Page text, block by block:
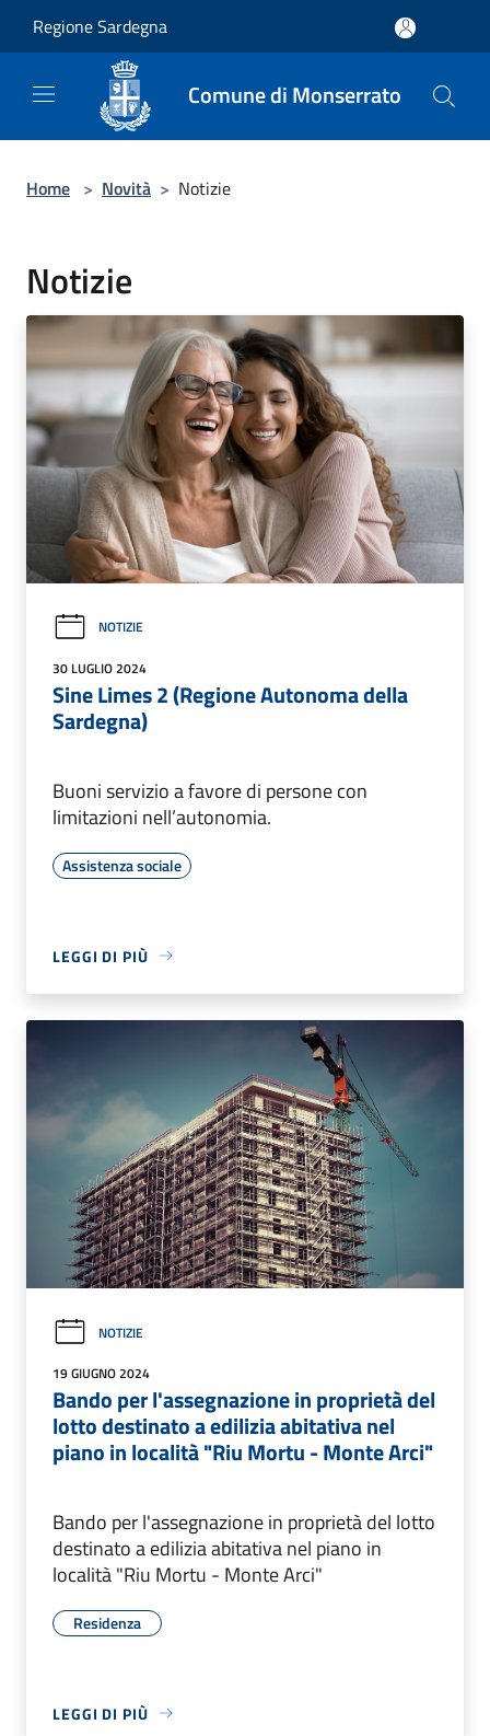
Regione Sardegna
Comune di Monserrato
Home > Novità > Notizie
Notizie
NOTIZIE
30 LUGLIO 2024
Sine Limes 2 (Regione Autonoma della
Sardegna)
Buoni servizio a favore di persone con
limitazioni nell’autonomia.
Assistenza sociale
LEGGI DI PIÙ
NOTIZIE
19 GIUGNO 2024
Bando per l'assegnazione in proprietà del
lotto destinato a edilizia abitativa nel
piano in località "Riu Mortu - Monte Arci"
Bando per l'assegnazione in proprietà del lotto
destinato a edilizia abitativa nel piano in
località "Riu Mortu - Monte Arci"
Residenza
LEGGI DI PIÙ